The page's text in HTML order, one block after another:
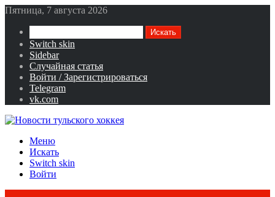
Пятница, 7 августа 2026
Искать
Switch skin
Sidebar
Случайная статья
Войти / Зарегистрироваться
Telegram
vk.com
Меню
Искать
Switch skin
Войти